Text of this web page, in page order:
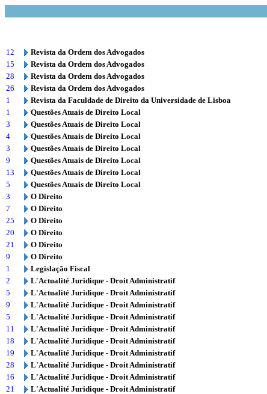
12
Revista da Ordem dos Advogados
15
Revista da Ordem dos Advogados
28
Revista da Ordem dos Advogados
26
Revista da Ordem dos Advogados
1
Revista da Faculdade de Direito da Universidade de Lisboa
1
Questões Atuais de Direito Local
3
Questões Atuais de Direito Local
4
Questões Atuais de Direito Local
3
Questões Atuais de Direito Local
9
Questões Atuais de Direito Local
13
Questões Atuais de Direito Local
5
Questões Atuais de Direito Local
3
O Direito
7
O Direito
25
O Direito
20
O Direito
21
O Direito
9
O Direito
1
Legislação Fiscal
2
L'Actualité Juridique - Droit Administratif
5
L'Actualité Juridique - Droit Administratif
9
L'Actualité Juridique - Droit Administratif
5
L'Actualité Juridique - Droit Administratif
11
L'Actualité Juridique - Droit Administratif
18
L'Actualité Juridique - Droit Administratif
19
L'Actualité Juridique - Droit Administratif
28
L'Actualité Juridique - Droit Administratif
16
L'Actualité Juridique - Droit Administratif
21
L'Actualité Juridique - Droit Administratif